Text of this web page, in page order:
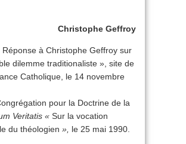
Christophe Geffroy
Réponse à Christophe Geffroy sur
dilemme traditionaliste », site de
Catholique, le 14 novembre
pour la Doctrine de la
Veritatis « Sur la vocation
du théologien », le 25 mai 1990.